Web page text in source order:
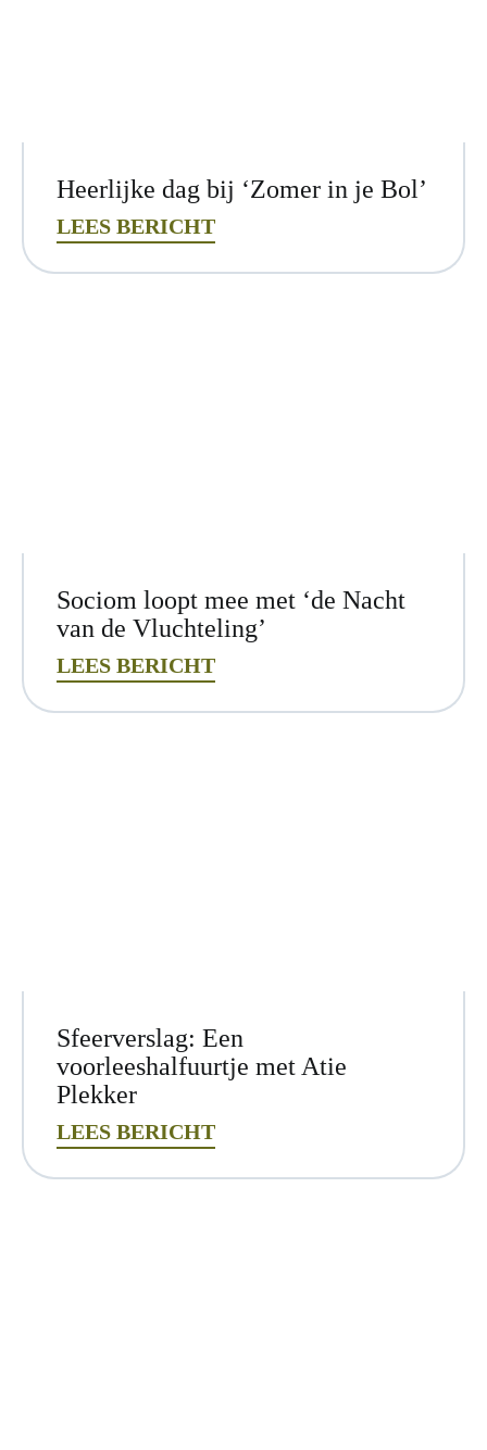
Heerlijke dag bij ‘Zomer in je Bol’
LEES BERICHT
Sociom loopt mee met ‘de Nacht
van de Vluchteling’
LEES BERICHT
Sfeerverslag: Een
voorleeshalfuurtje met Atie
Plekker
LEES BERICHT